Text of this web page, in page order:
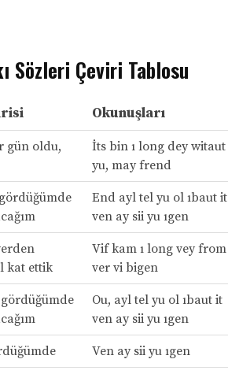
Sözleri Çeviri Tablosu
Okunuşları
gün oldu,
İts bin ı long dey witaut
yu, may frend
End ayl tel yu ol ıbaut it
ven ay sii yu ıgen
kat ettik
Vif kam ı long vey from
ver vi bigen
Ou, ayl tel yu ol ıbaut it
ven ay sii yu ıgen
Ven ay sii yu ıgen